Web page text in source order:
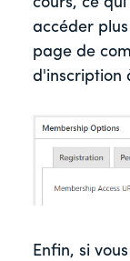
cours, ce
accéder
page de
d'inscription
Enfin, si